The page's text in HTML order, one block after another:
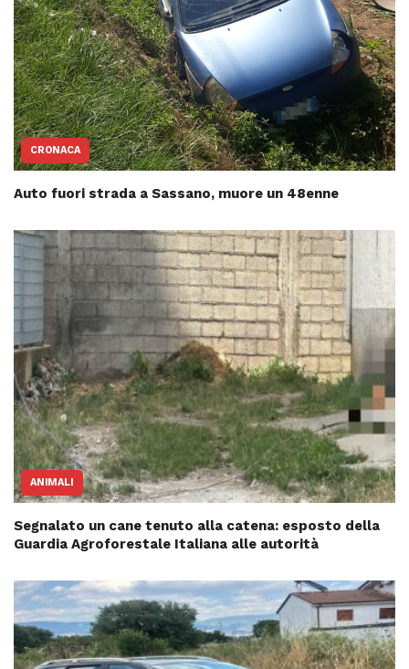
CRONACA
Auto fuori strada a Sassano, muore un 48enne
ANIMALI
Segnalato un cane tenuto alla catena: esposto della
Guardia Agroforestale Italiana alle autorità